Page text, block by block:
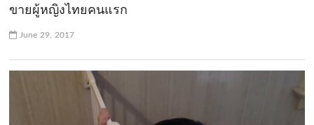
ขายผู้หญิงไทยคนแรก
June 29, 2017